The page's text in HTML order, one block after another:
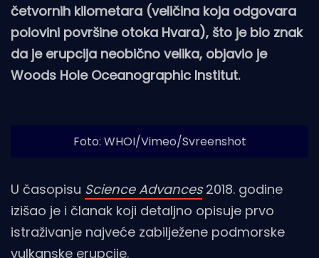
četvornih kilometara (veličina koja odgovara
polovini površine otoka Hvara), što je bio znak
da je erupcija neobično velika, objavio je
Woods Hole Oceanographic Institut.
Foto: WHOI/Vimeo/Svreenshot
U časopisu Science Advances2018. godine
izišao je i članak koji detaljno opisuje prvo
istraživanje najveće zabilježene podmorske
vulkanske erupcije.